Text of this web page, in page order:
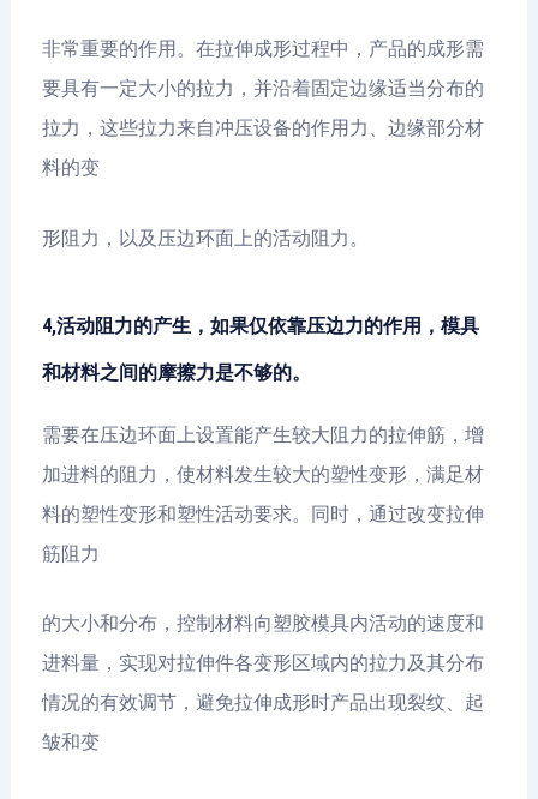
非常重要的作用。在拉伸成形过程中，产品的成形需
要具有一定大小的拉力，并沿着固定边缘适当分布的
拉力，这些拉力来自冲压设备的作用力、边缘部分材
料的变
形阻力，以及压边环面上的活动阻力。
4,活动阻力的产生，如果仅依靠压边力的作用，模具
和材料之间的摩擦力是不够的。
需要在压边环面上设置能产生较大阻力的拉伸筋，增
加进料的阻力，使材料发生较大的塑性变形，满足材
料的塑性变形和塑性活动要求。同时，通过改变拉伸
筋阻力
的大小和分布，控制材料向塑胶模具内活动的速度和
进料量，实现对拉伸件各变形区域内的拉力及其分布
情况的有效调节，避免拉伸成形时产品出现裂纹、起
皱和变